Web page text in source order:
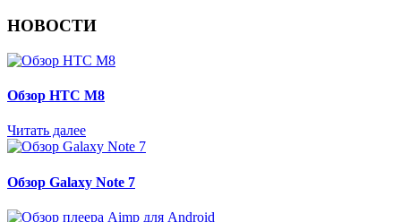
НОВОСТИ
Обзор НТС М8
Читать далее
Обзор Galaxy Note 7